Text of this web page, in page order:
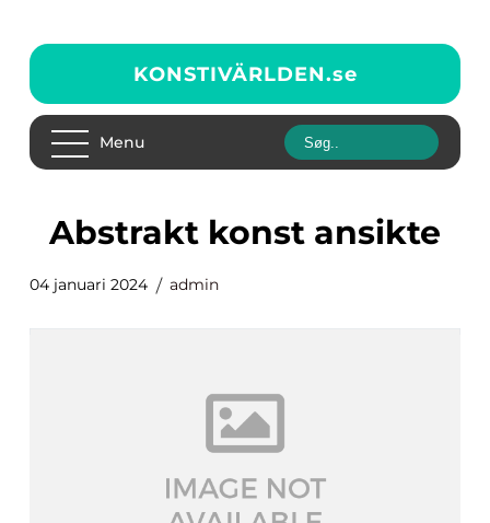
KONSTIVÄRLDEN.se
Menu
abstrakt konst ansikte
04 januari 2024 admin